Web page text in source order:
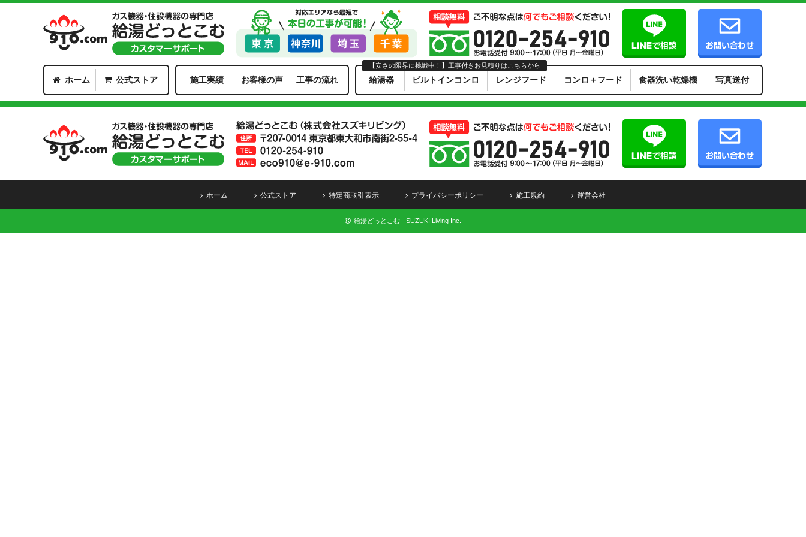
ホーム 公式ストア 施工実績 お客様の声 工事の流れ 給湯器 ビルトインコンロ レンジフード コンロ＋フード 食器洗い乾燥機 写真送付
【安さの限界に挑戦中！】工事付きお見積りはこちらから
ホーム 公式ストア 特定商取引表示 プライバシーポリシー 施工規約 運営会社
給湯どっとこむ - SUZUKI Living Inc.